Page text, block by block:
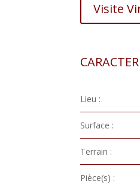
Visite
Lieu :
Surface :
Terrain :
Pièce(s) :